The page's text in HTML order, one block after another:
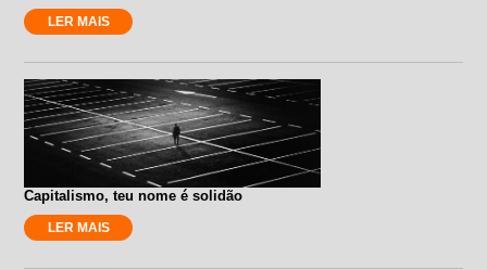
LER MAIS
Capitalismo, teu nome é solidão
LER MAIS